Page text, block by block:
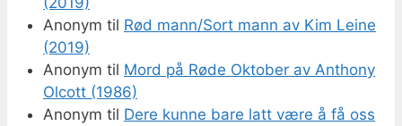
Anonym til Rød mann/Sort mann av Kim Leine
(2019)
Anonym til Mord på Røde Oktober av Anthony
Olcott (1986)
Anonym til Dere kunne bare latt være å få oss